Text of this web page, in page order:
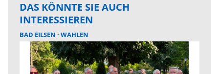
DAS KÖNNTE SIE AUCH
INTERESSIEREN
BAD EILSEN WAHLEN